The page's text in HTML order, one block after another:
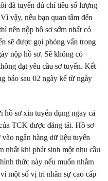
đã tuyển đủ chỉ tiêu số lượng
vậy, nếu bạn quan tâm đến
nên nộp hồ sơ sớm nhất có
sẽ được gọi phỏng vấn trong
nộp hồ sơ. Sẽ không có
đạt yêu cầu sơ tuyển. Kết
báo sau 02 ngày kể từ ngày
hồ sơ xin tuyển dụng ngay cả
TCK được đăng tải. Hồ sơ
ngân hàng dữ liệu tuyển
nhất khi phát sinh một nhu cầu
thức này nếu muốn nhắm
một số vị trí nhân sự cao cấp